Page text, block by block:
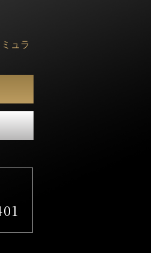
ュラ